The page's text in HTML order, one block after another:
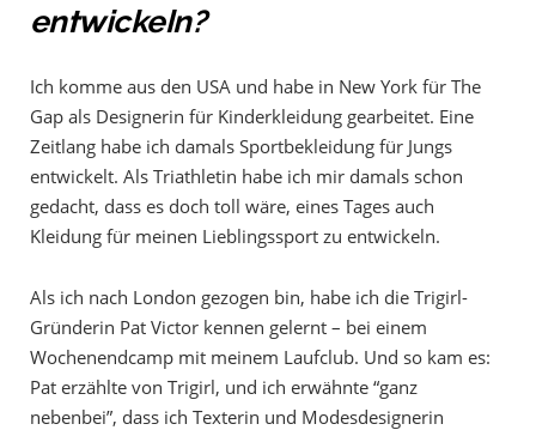
entwickeln?
Ich komme aus den USA und habe in New York für The
Gap als Designerin für Kinderkleidung gearbeitet. Eine
Zeitlang habe ich damals Sportbekleidung für Jungs
entwickelt. Als Triathletin habe ich mir damals schon
gedacht, dass es doch toll wäre, eines Tages auch
Kleidung für meinen Lieblingssport zu entwickeln.
Als ich nach London gezogen bin, habe ich die Trigirl-
Gründerin Pat Victor kennen gelernt – bei einem
Wochenendcamp mit meinem Laufclub. Und so kam es:
Pat erzählte von Trigirl, und ich erwähnte “ganz
nebenbei”, dass ich Texterin und Modesdesignerin